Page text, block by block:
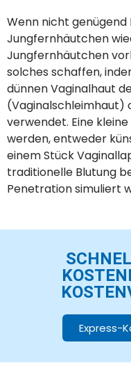
Wenn nicht genügend
Jungfernhäutchen
Jungfernhäutchen
solches schaffen,
dünnen Vaginalhaut
(Vaginalschleimhaut)
verwendet. Eine
werden, entweder
einem Stück
traditionelle Blutung
Penetration simuliert
Express-